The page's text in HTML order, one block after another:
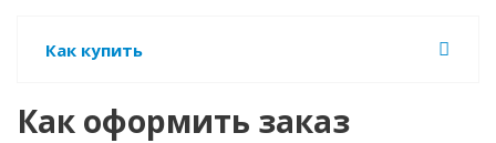
Как купить
Как оформить заказ